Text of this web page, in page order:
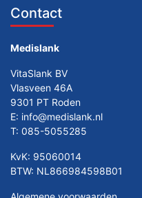
Contact
Medislank
VitaSlank BV
Vlasveen 46A
9301 PT Roden
E: info@medislank.nl
T: 085-5055285
KvK: 95060014
BTW: NL866984598B01